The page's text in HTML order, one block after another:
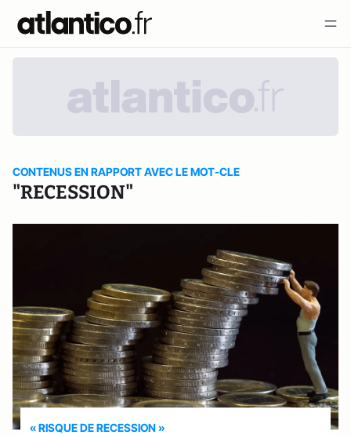
CONTENUS EN RAPPORT AVEC LE MOT-CLE
"RECESSION"
« RISQUE DE RECESSION »